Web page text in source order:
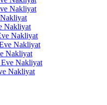
Nakliyat
Nakliyat
Nakliyat
Nakliyat
Nakliyat
Nakliyat
Eve Nakliyat
Nakliyat